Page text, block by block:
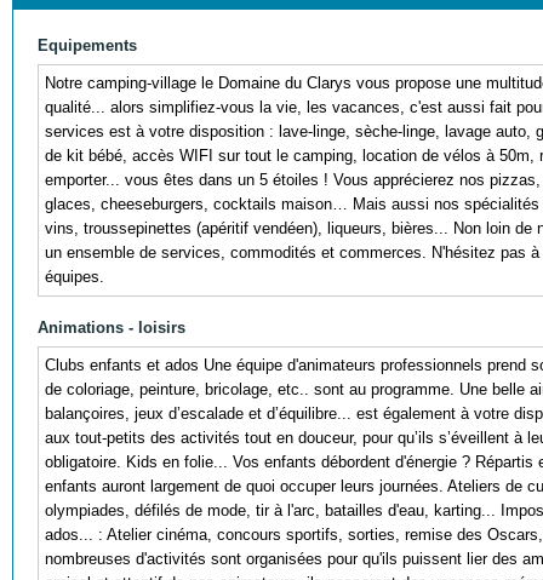
Equipements
Notre camping-village le Domaine du Clarys vous propose une
qualité... alors simplifiez-vous la vie, les vacances, c'est aussi fait
services est à votre disposition : lave-linge, sèche-linge, lavage auto,
de kit bébé, accès WIFI sur tout le camping, location de vélos à 50m,
emporter... vous êtes dans un 5 étoiles ! Vous apprécierez nos
glaces, cheeseburgers, cocktails maison… Mais aussi nos
vins, troussepinettes (apéritif vendéen), liqueurs, bières... Non loin de
un ensemble de services, commodités et commerces. N'hésitez pas
équipes.
Animations - loisirs
Clubs enfants et ados Une équipe d'animateurs professionnels prend
de coloriage, peinture, bricolage, etc.. sont au programme. Une belle
balançoires, jeux d’escalade et d’équilibre... est également à votre
aux tout-petits des activités tout en douceur, pour qu’ils s’éveillent à
obligatoire. Kids en folie... Vos enfants débordent d'énergie ? Répartis
enfants auront largement de quoi occuper leurs journées. Ateliers de
olympiades, défilés de mode, tir à l'arc, batailles d'eau, karting...
ados... : Atelier cinéma, concours sportifs, sorties, remise des
nombreuses d'activités sont organisées pour qu'ils puissent lier des